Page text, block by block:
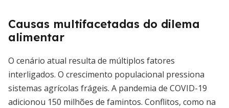
Causas multifacetadas do dilema
alimentar
O cenário atual resulta de múltiplos fatores
interligados. O crescimento populacional pressiona
sistemas agrícolas frágeis. A pandemia de COVID-19
adicionou 150 milhões de famintos. Conflitos, como na